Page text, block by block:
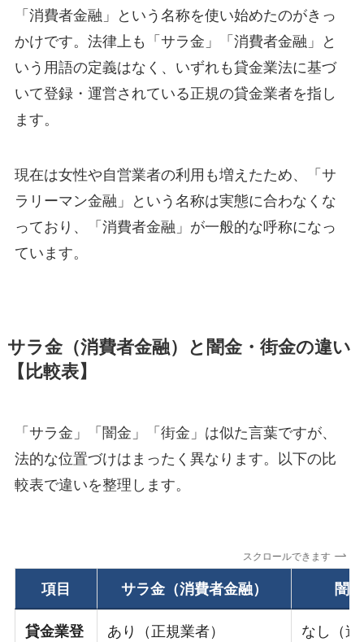
「消費者金融」という名称を使い始めたのがきっ
かけです。法律上も「サラ金」「消費者金融」と
いう用語の定義はなく、いずれも貸金業法に基づ
いて登録・運営されている正規の貸金業者を指し
ます。
現在は女性や自営業者の利用も増えたため、「サ
ラリーマン金融」という名称は実態に合わなくな
っており、「消費者金融」が一般的な呼称になっ
ています。
サラ金（消費者金融）と闇金・街金の違い
【比較表】
「サラ金」「闇金」「街金」は似た言葉ですが、
法的な位置づけはまったく異なります。以下の比
較表で違いを整理します。
スクロールできます
項目 サラ金（消費者金融）
闇
貸金業登
あり（正規業者） なし（